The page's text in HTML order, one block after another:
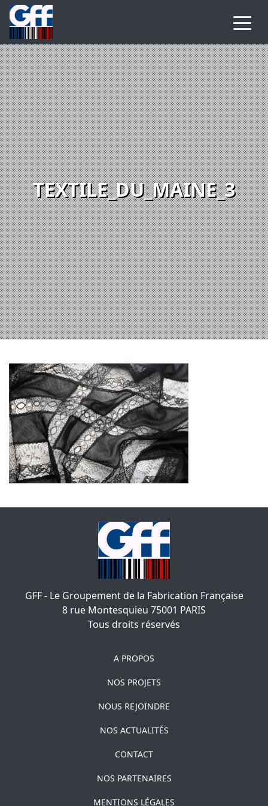
TEXTILE_DU_MAINE_3
GFF - Le Groupement de la Fabrication Française
8 rue Montesquieu 75001 PARIS
Tous droits réservés
A PROPOS
NOS PROJETS
NOUS REJOINDRE
NOS ACTUALITÉS
CONTACT
NOS PARTENAIRES
MENTIONS LÉGALES